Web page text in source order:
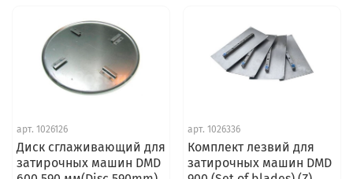
арт. 1026126
Диск сглаживающий для
затирочных машин DMD
арт. 1026336
Комплект лезвий для
затирочных машин DMD